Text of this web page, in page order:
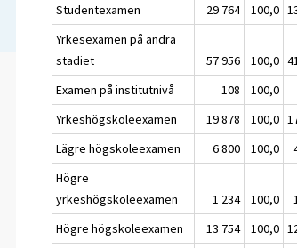
Studentexamen
29 764 100,0
Yrkesexamen på andra
stadiet
57 956 100,0
Examen på institutnivå
108 100,0
Yrkeshögskoleexamen
19 878 100,0
Lägre högskoleexamen
6 800 100,0
Högre
yrkeshögskoleexamen
1 234 100,0
Högre högskoleexamen
13 754 100,0